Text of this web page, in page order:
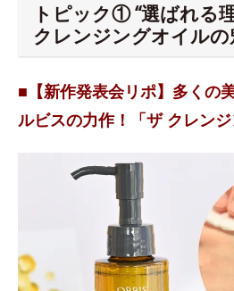
トピック① “選ばれる
クレンジングオイルの
■【新作発表会リポ】多くの
ルビスの力作！「ザ クレン